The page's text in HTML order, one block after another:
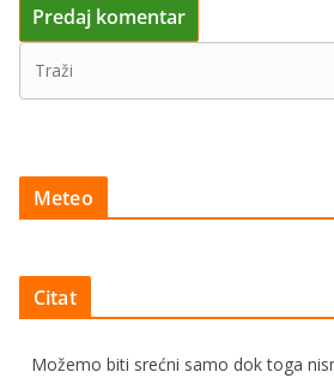
Meteo
Citat
Možemo biti srećni samo dok toga